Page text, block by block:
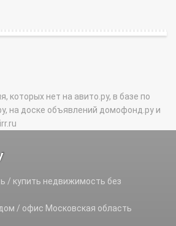
которых нет на авито.ру, в базе по
на доске объявлений домофонд.ру и
/ купить недвижимость без
/ офис Московская область